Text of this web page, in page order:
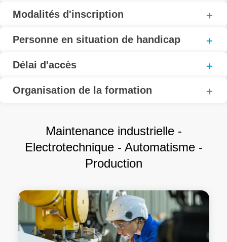
Modalités d'inscription
Personne en situation de handicap
Délai d'accès
Organisation de la formation
Maintenance industrielle -
Electrotechnique - Automatisme -
Production